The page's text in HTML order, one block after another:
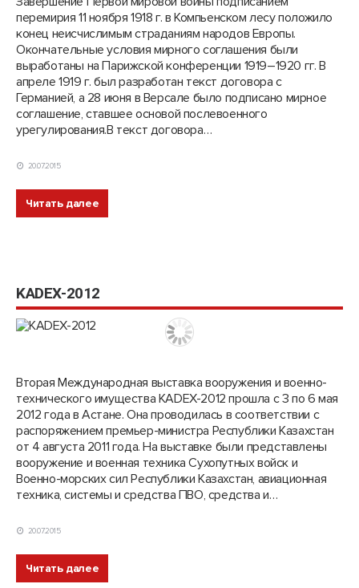
перемирия 11 ноября 1918 г. в Компьенском лесу положило
конец неисчислимым страданиям народов Европы.
Окончательные условия мирного соглашения были
выработаны на Парижской конференции 1919–1920 гг. В
апреле 1919 г. был разработан текст договора с
Германией, а 28 июня в Версале было подписано мирное
соглашение, ставшее основой послевоенного
урегулирования.В текст договора…
20.07.2015
Читать далее
KADEX-2012
Вторая Международная выставка вооружения и военно-
технического имущества KADEX-2012 прошла с 3 по 6 мая
2012 года в Астане. Она проводилась в соответствии с
распоряжением премьер-министра Республики Казахстан
от 4 августа 2011 года. На выставке были представлены
вооружение и военная техника Сухопутных войск и
Военно-морских сил Республики Казахстан, авиационная
техника, системы и средства ПВО, средства и…
20.07.2015
Читать далее